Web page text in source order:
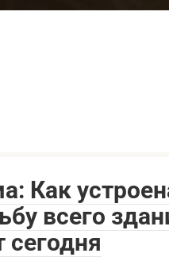
Как
всего
сегодня